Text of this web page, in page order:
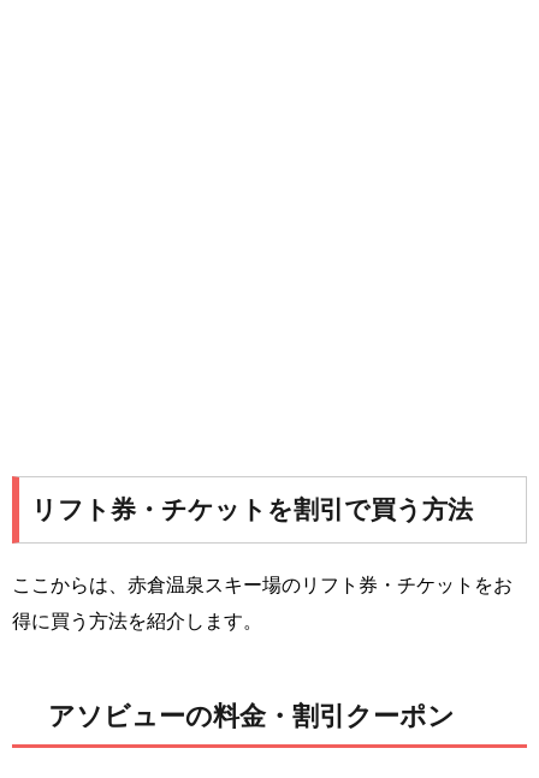
リフト券・チケットを割引で買う方法
ここからは、赤倉温泉スキー場のリフト券・チケットをお
得に買う方法を紹介します。
アソビューの料金・割引クーポン